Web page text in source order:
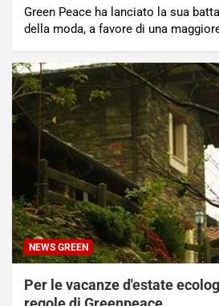
Green Peace ha lanciato la sua
della moda, a favore di una
NEWS GREEN
Per le vacanze d'estate